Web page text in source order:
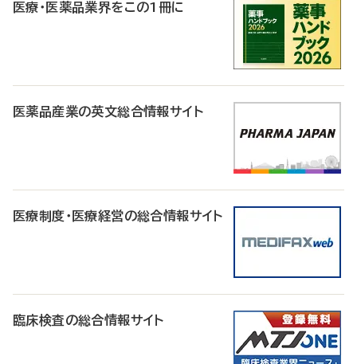
医療・医薬品業界をこの1冊に
医薬品産業の英文総合情報サイト
医療制度・医療経営の総合情報サイト
臨床検査の総合情報サイト